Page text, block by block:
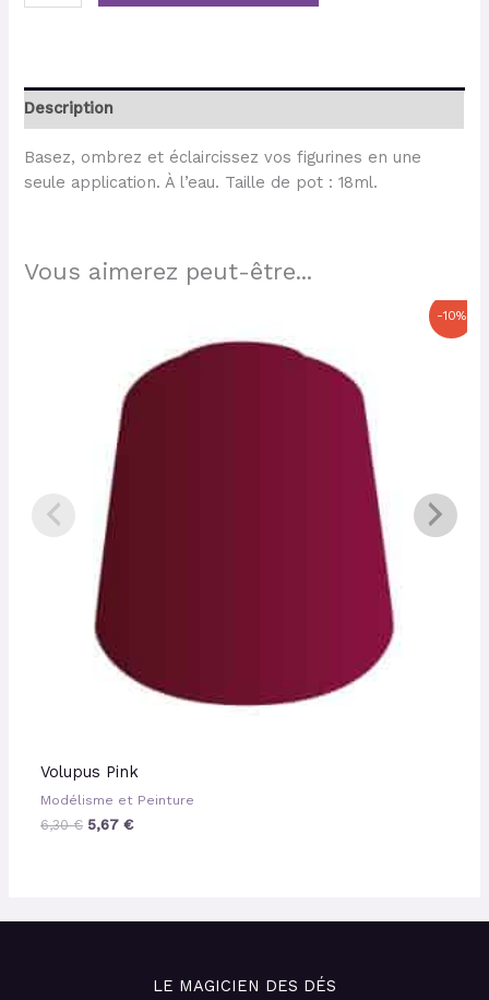
Description
Basez, ombrez et éclaircissez vos figurines en une
seule application. À l’eau. Taille de pot : 18ml.
Vous aimerez peut-être...
-10%
Volupus Pink
Modélisme et Peinture
6,30€
6,30 €.
5,67€
est :
5,67 €.
LE MAGICIEN DES DÉS